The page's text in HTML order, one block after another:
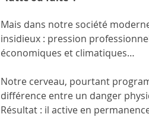
Mais dans notre société
insidieux : pression
économiques et climatiques…
Notre cerveau, pourtant
différence entre un danger
Résultat : il active en